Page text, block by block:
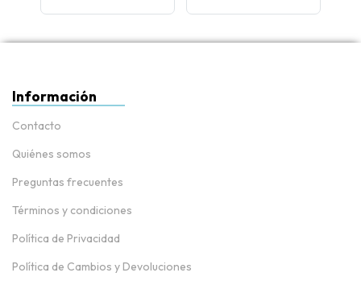
Información
Contacto
Quiénes somos
Preguntas frecuentes
Términos y condiciones
Política de Privacidad
Política de Cambios y Devoluciones